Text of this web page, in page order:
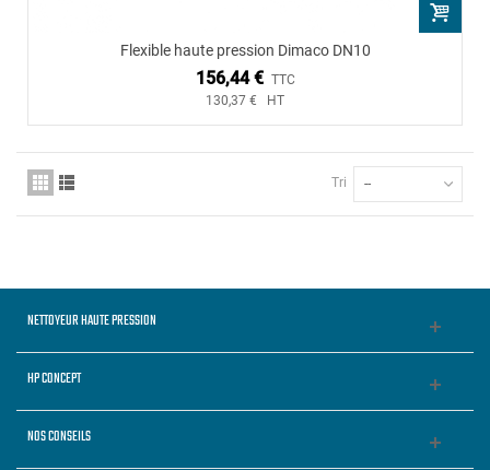
Flexible haute pression Dimaco DN10
156,44 € TTC
130,37 € HT
Tri --
NETTOYEUR HAUTE PRESSION
HP CONCEPT
NOS CONSEILS